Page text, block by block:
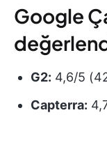
Google
G2: 4,6/5
Capterra: